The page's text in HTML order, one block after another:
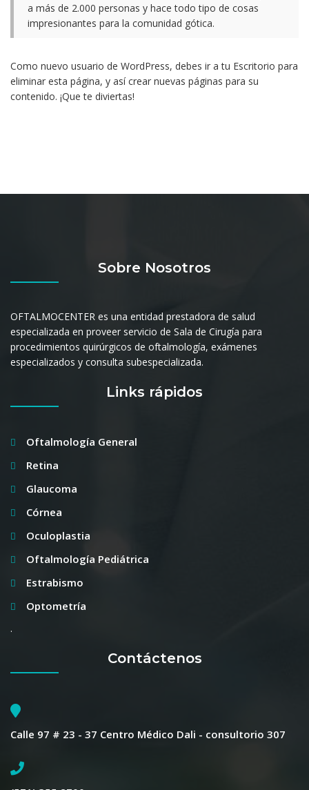
a más de 2.000 personas y hace todo tipo de cosas
impresionantes para la comunidad gótica.
Como nuevo usuario de WordPress, debes ir atu Escritorio para
eliminar esta página, y así crear nuevas páginas para su
contenido. ¡Que te diviertas!
Sobre Nosotros
OFTALMOCENTER es una entidad prestadora de salud
especializada en proveer servicio de Sala de Cirugía para
procedimientos quirúrgicos de oftalmología, exámenes
especializados y consulta subespecializada.
Links rápidos
Oftalmología General
Retina
Glaucoma
Córnea
Oculoplastia
Oftalmología Pediátrica
Estrabismo
Optometría
.
Contáctenos
Calle 97 # 23 - 37 Centro Médico Dali - consultorio 307